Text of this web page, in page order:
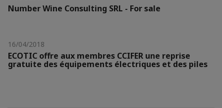
Number Wine Consulting SRL - For sale
16/04/2018
ECOTIC offre aux membres CCIFER une reprise
gratuite des équipements électriques et des piles